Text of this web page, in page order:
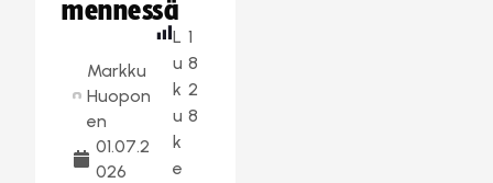
mennessä
Markku
Huopon
en
01.07.2
026
L
u
k
u
k
e
1
8
2
8